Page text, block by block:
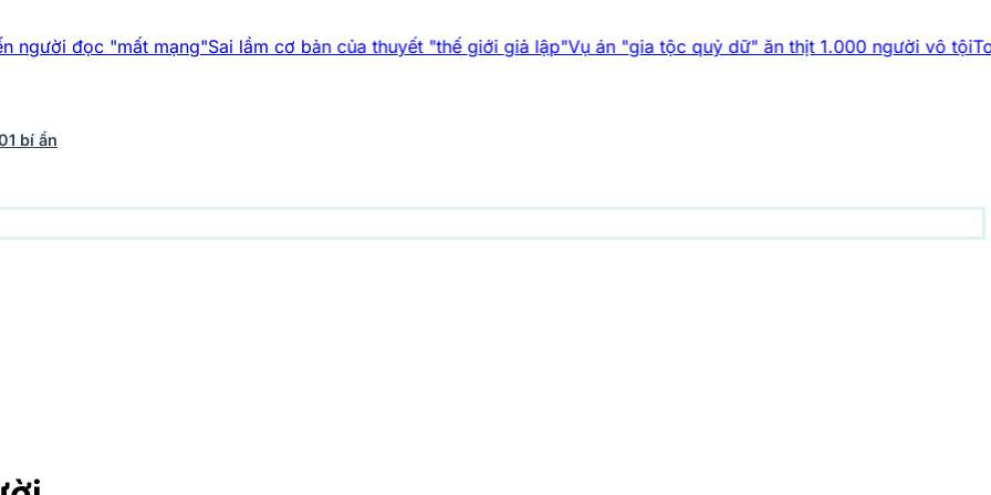
"mất mạng"Sai lầm cơ bản của thuyết "thế giới giả lập"Vụ án "gia tộc quỷ dữ" ăn thịt 1.000 người vô tộiTop 5 phát
bí ẩn